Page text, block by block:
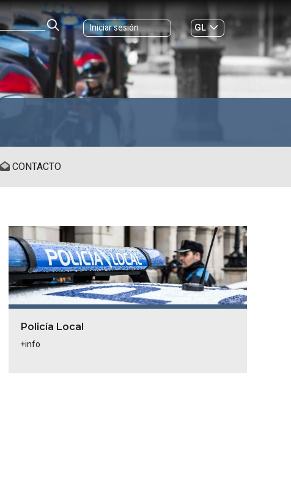
Iniciar sesión
GL
ES|
CONTACTO
Policía Local
+info